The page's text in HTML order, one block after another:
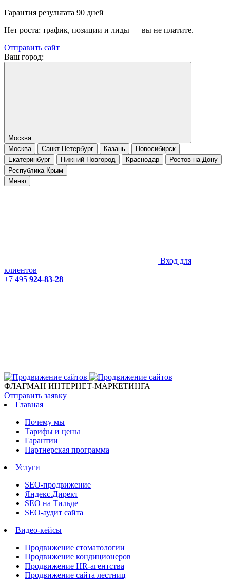
Гарантия результата 90 дней
Нет роста: трафик, позиции и лиды — вы не платите.
Отправить сайт
Ваш город:
Москва
Москва
Санкт-Петербург Казань
Новосибирск
Екатеринбург
Нижний Новгород Краснодар
Ростов-на-Дону
Республика Крым
Меню
Вход для
клиентов
+7 495 924-83-28
ФЛАГМАН ИНТЕРНЕТ-МАРКЕТИНГА
Отправить заявку
Главная
Почему мы
Тарифы и цены
Гарантии
Партнерская программа
Услуги
SEO-продвижение
Яндекс.Директ
SEO на Тильде
SEO-аудит сайта
Видео-кейсы
Продвижение стоматологии
Продвижение кондиционеров
Продвижение HR-агентства
Продвижение сайта лестниц